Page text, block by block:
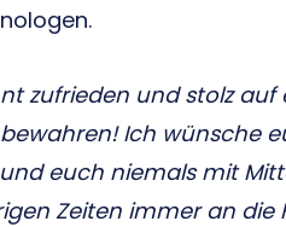
zufrieden und stolz
Ich wünsche
euch niemals mit
Zeiten immer an die